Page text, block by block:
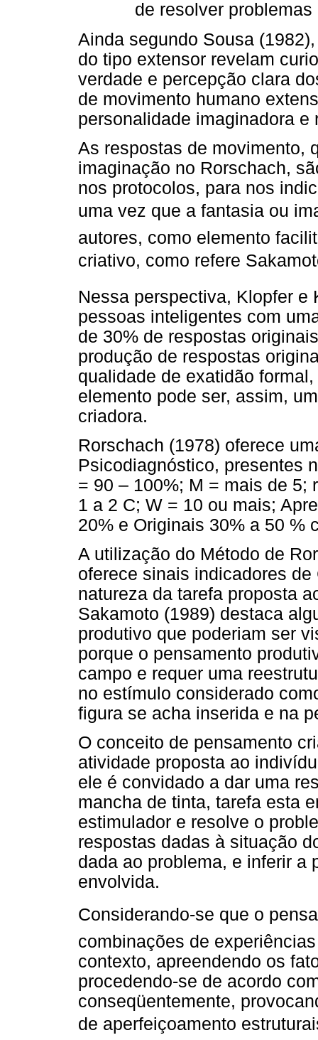
de resolver
Ainda segundo Sousa
do tipo extensor revelam
verdade e percepção clara
de movimento humano
personalidade imaginadora
As respostas de movimento,
imaginação no Rorschach,
nos protocolos, para nos
uma vez que a fantasia ou
autores, como elemento
criativo, como refere
Nessa perspectiva, Klopfer e
pessoas inteligentes com
de 30% de respostas
produção de respostas
qualidade de exatidão
elemento pode ser, assim,
criadora.
Rorschach (1978) oferece
Psicodiagnóstico, presentes
= 90 – 100%; M = mais de 5;
1 a 2 C; W = 10 ou mais;
20% e Originais 30% a 50 %
A utilização do Método de
oferece sinais indicadores
natureza da tarefa proposta
Sakamoto (1989) destaca
produtivo que poderiam ser
porque o pensamento
campo e requer uma
no estímulo considerado
figura se acha inserida e na
O conceito de pensamento
atividade proposta ao
ele é convidado a dar uma
mancha de tinta, tarefa esta
estimulador e resolve o
respostas dadas à situação
dada ao problema, e inferir a
envolvida.
Considerando-se que o
combinações de
contexto, apreendendo os
procedendo-se de acordo
conseqüentemente,
de aperfeiçoamento